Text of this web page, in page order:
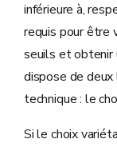
inférieure à,
requis pour être
seuils et obtenir
dispose de deux
technique : le
Si le choix